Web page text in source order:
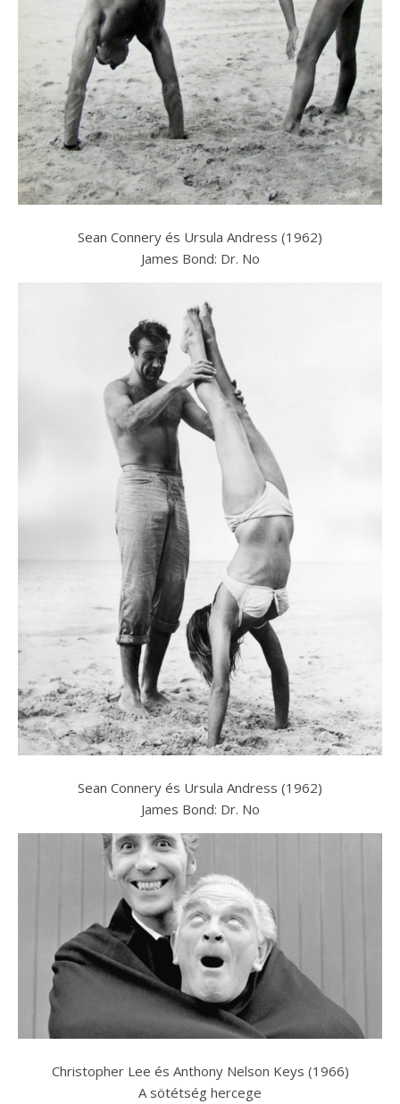
Sean Connery és Ursula Andress (1962)
James Bond: Dr. No
Sean Connery és Ursula Andress (1962)
James Bond: Dr. No
Christopher Lee és Anthony Nelson Keys (1966)
A sötétség hercege